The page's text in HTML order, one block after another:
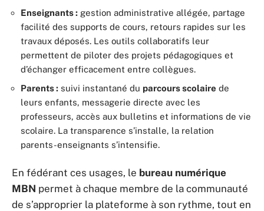
Enseignants : gestion administrative allégée, partage
facilité des supports de cours, retours rapides sur les
travaux déposés. Les outils collaboratifs leur
permettent de piloter des projets pédagogiques et
d’échanger efficacement entre collègues.
Parents : suivi instantané du parcours scolaire de
leurs enfants, messagerie directe avec les
professeurs, accès aux bulletins et informations de vie
scolaire. La transparence s’installe, la relation
parents-enseignants s’intensifie.
En fédérant ces usages, le bureau numérique
MBN permet à chaque membre de la communauté
de s’approprier la plateforme à son rythme, tout en